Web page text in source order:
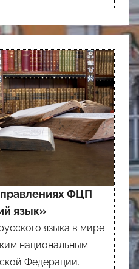
ФЦП
язык»
языка в мире
национальным
Федерации.